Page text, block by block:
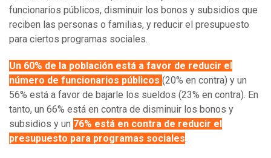
funcionarios públicos, disminuir los bonos y subsidios que
reciben las personas o familias, y reducir el presupuesto
para ciertos programas sociales.
Un 60% de la población está a favor de reducir el
número de funcionarios públicos (20% en contra) y un
56% está a favor de bajarle los sueldos (23% en contra). En
tanto, un 66% está en contra de disminuir los bonos y
subsidios y un 76% está en contra de reducir el
presupuesto para programas sociales.